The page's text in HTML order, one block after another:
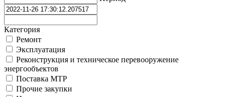
Категория
Ремонт
Эксплуатация
Реконструкция и техническое перевооружение
энергообъектов
Поставка МТР
Прочие закупки